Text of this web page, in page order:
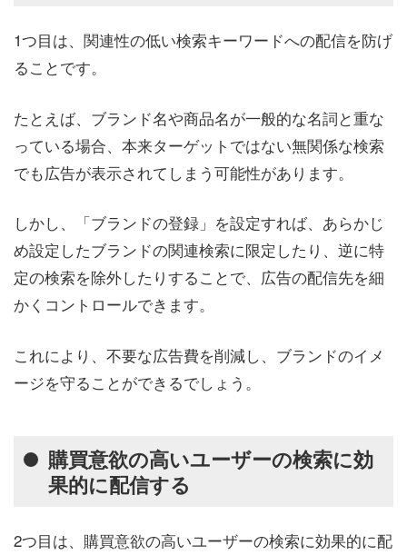
1つ目は、関連性の低い検索キーワードへの配信を防げ
ることです。
たとえば、ブランド名や商品名が一般的な名詞と重な
っている場合、本来ターゲットではない無関係な検索
でも広告が表示されてしまう可能性があります。
しかし、「ブランドの登録」を設定すれば、あらかじ
め設定したブランドの関連検索に限定したり、逆に特
定の検索を除外したりすることで、広告の配信先を細
かくコントロールできます。
これにより、不要な広告費を削減し、ブランドのイメ
ージを守ることができるでしょう。
購買意欲の高いユーザーの検索に効
果的に配信する
2つ目は、購買意欲の高いユーザーの検索に効果的に配